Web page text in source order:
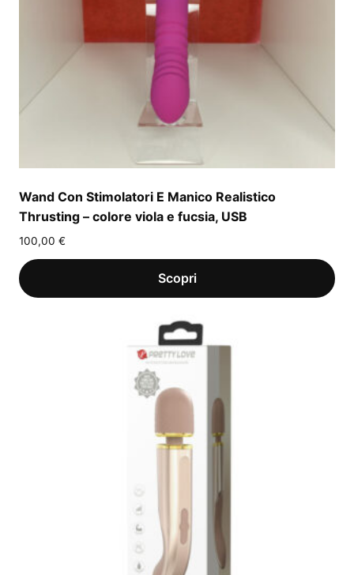
Wand Con Stimolatori E Manico Realistico
Thrusting – colore viola e fucsia, USB
100,00 €